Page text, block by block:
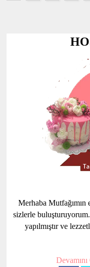
Merhaba
sizlerle
yapılmıştır ve